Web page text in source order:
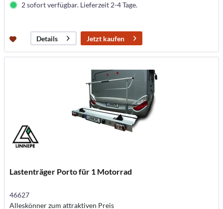
2 sofort verfügbar. Lieferzeit 2-4 Tage.
Details Jetzt kaufen
Lastenträger Porto für 1 Motorrad
46627
Alleskönner zum attraktiven Preis